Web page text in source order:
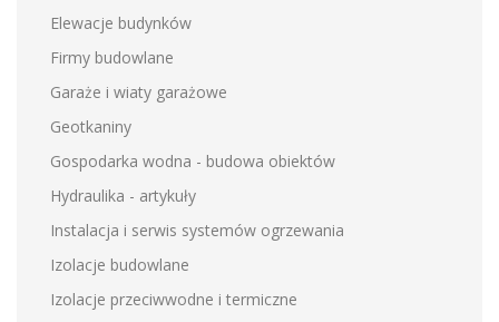
Elewacje budynków
Firmy budowlane
Garaże i wiaty garażowe
Geotkaniny
Gospodarka wodna - budowa obiektów
Hydraulika - artykuły
Instalacja i serwis systemów ogrzewania
Izolacje budowlane
Izolacje przeciwwodne i termiczne